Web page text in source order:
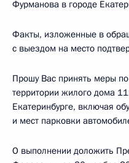
Фурманова в городе
Факты, изложенные в
с выездом на место
Прошу Вас принять меры по
территории жилого дома
Екатеринбурге, включая
и мест парковки
О выполнении доложить